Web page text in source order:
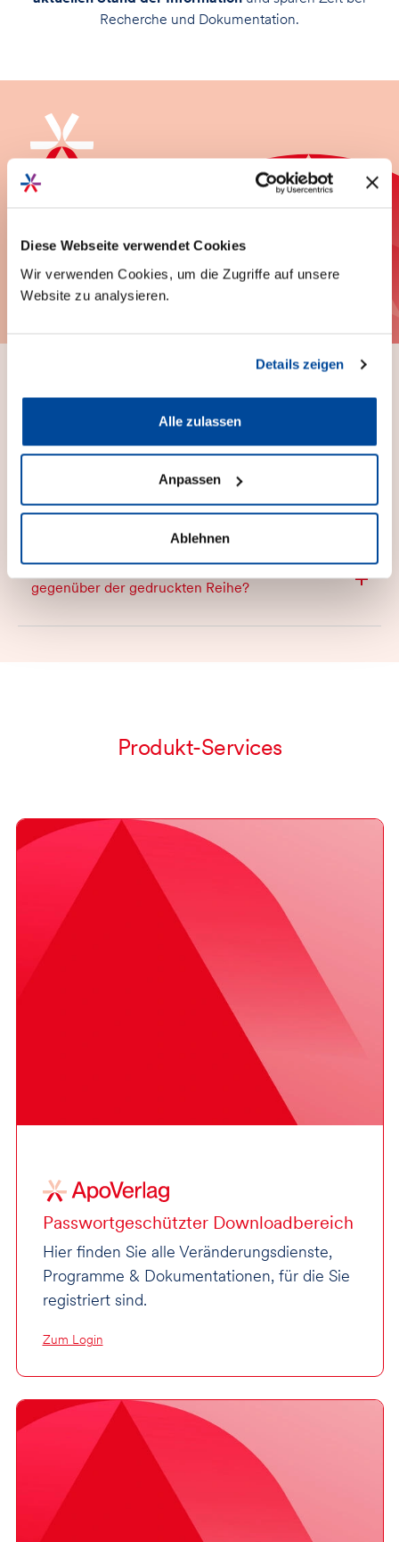
Diese Webseite verwendet Cookies
Wir verwenden Cookies, um die Zugriffe auf unsere
Website zu analysieren.
Details zeigen
Alle zulassen
Anpassen
Ablehnen
Recherche und Dokumentation.
Häufig
gestellte Fragen
Für wen ist die Anwendung geeignet?
gegenüber der gedruckten Reihe?
Produkt-Services
Passwortgeschützter Downloadbereich
Hier finden Sie alle Veränderungsdienste,
Programme & Dokumentationen, für die Sie
registriert sind.
Zum Login